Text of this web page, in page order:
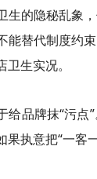
生的隐秘乱象
能替代制度约
生实况。
给品牌抹“污
执意把“一客